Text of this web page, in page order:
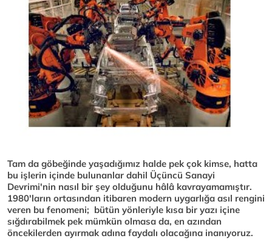
Tam da göbeğinde yaşadığımız halde pek çok kimse, hatta
bu işlerin içinde bulunanlar dahil Üçüncü Sanayi
Devrimi'nin nasıl bir şey olduğunu hâlâ kavrayamamıştır.
1980'ların ortasından itibaren modern uygarlığa asıl rengini
veren bu fenomeni; bütün yönleriyle kısa bir yazı içine
sığdırabilmek pek mümkün olmasa da, en azından
öncekilerden ayırmak adına faydalı olacağına inanıyoruz.